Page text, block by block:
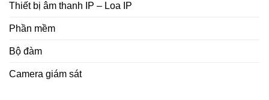
Thiết bị âm thanh IP – Loa IP
Phần mềm
Bộ đàm
Camera giám sát